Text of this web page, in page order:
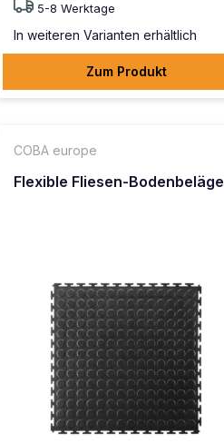
5-8 Werktage
In weiteren Varianten erhältlich
Zum Produkt
COBA europe
Flexible Fliesen-Bodenbeläge